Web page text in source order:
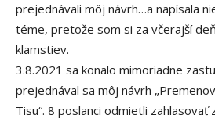
prejednávali môj návrh…a napísala
téme, pretože som si za včerajší
klamstiev.
3.8.2021 sa konalo mimoriadne
prejednával sa môj návrh
Tisu“. 8 poslanci odmietli zahlasovať